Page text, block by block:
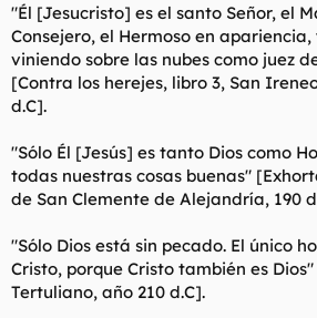
"Él [Jesucristo] es el santo Señor, el
Consejero, el Hermoso en apariencia,
viniendo sobre las nubes como juez
[Contra los herejes, libro 3, San
d.C].
"Sólo Él [Jesús] es tanto Dios como
todas nuestras cosas buenas"
de San Clemente de Alejandría, 190
"Sólo Dios está sin pecado. El único
Cristo, porque Cristo también es
Tertuliano, año 210 d.C].